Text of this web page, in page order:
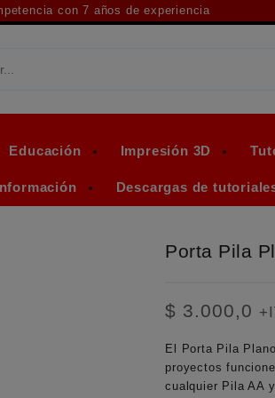
con 7 años de experiencia
Educación Impresión 3D
Descargas de
Porta Pila
$ 3.000,0
El Porta Pila
proyectos
cualquier Pila AA